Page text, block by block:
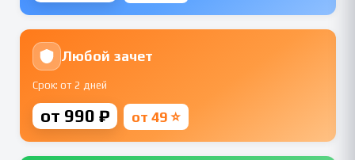
Любой зачет
Срок: от 2 дней
от 990 ₽ от 49 ⭐